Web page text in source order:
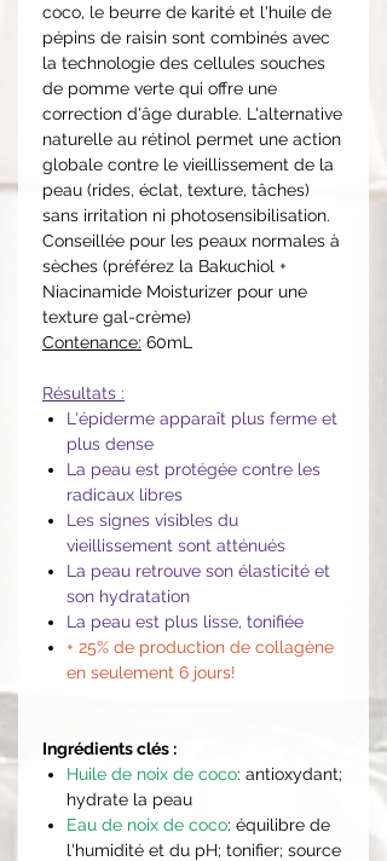
coco, le beurre de karité et l'huile de
pépins de raisin sont combinés avec
la technologie des cellules souches
de pomme verte qui offre une
correction d'âge durable. L'alternative
naturelle au rétinol permet une action
globale contre le vieillissement de la
peau (rides, éclat, texture, tâches)
sans irritation ni photosensibilisation.
Conseillée pour les peaux normales à
sèches (préférez la Bakuchiol +
Niacinamide Moisturizer pour une
texture gal-crème)
Contenance: 60mL
Résultats :
L'épiderme apparaît plus ferme et
plus dense
La peau est protégée contre les
radicaux libres
Les signes visibles du
vieillissement sont atténués
La peau retrouve son élasticité et
son hydratation
La peau est plus lisse, tonifiée
+ 25% de production de collagène
en seulement 6 jours!
Ingrédients clés :
Huile de noix de coco: antioxydant;
hydrate la peau
Eau de noix de coco: équilibre de
l'humidité et du pH; tonifier; source